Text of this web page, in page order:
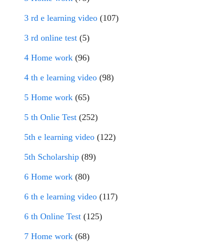
3 rd e learning video (107)
3 rd online test (5)
4 Home work (96)
4 th e learning video (98)
5 Home work (65)
5 th Onlie Test (252)
5th e learning video (122)
5th Scholarship (89)
6 Home work (80)
6 th e learning video (117)
6 th Online Test (125)
7 Home work (68)